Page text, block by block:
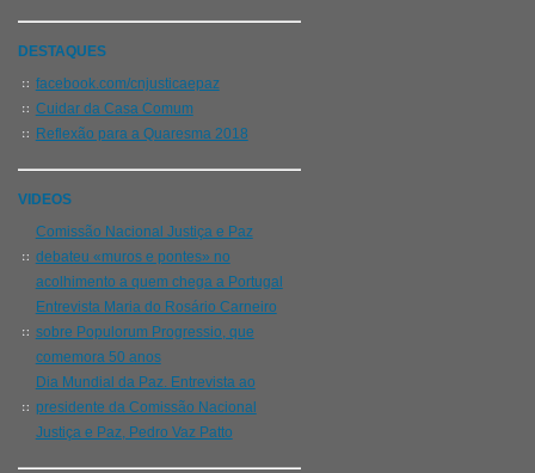
DESTAQUES
facebook.com/cnjusticaepaz
Cuidar da Casa Comum
Reflexão para a Quaresma 2018
VIDEOS
Comissão Nacional Justiça e Paz
debateu «muros e pontes» no
acolhimento a quem chega a Portugal
Entrevista Maria do Rosário Carneiro
sobre Populorum Progressio, que
comemora 50 anos
Dia Mundial da Paz. Entrevista ao
presidente da Comissão Nacional
Justiça e Paz, Pedro Vaz Patto